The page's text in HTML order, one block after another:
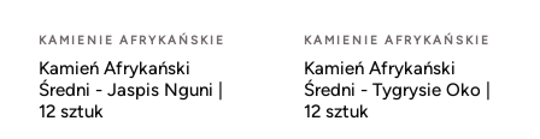
KAMIENIE AFRYKAŃSKIE
Kamień Afrykański
Średni - Jaspis Nguni |
12 sztuk
KAMIENIE AFRYKAŃSKIE
Kamień Afrykański
Średni - Tygrysie Oko |
12 sztuk